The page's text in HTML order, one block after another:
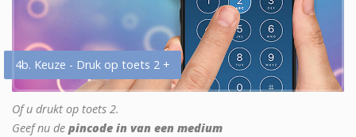
4b. Keuze - Druk op toets 2 +
Of u drukt op toets 2.
Geef nu de pincode in van een medium